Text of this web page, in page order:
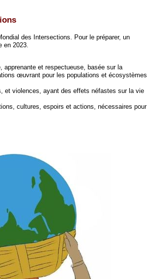
des Intersections. Pour le préparer, un
en 2023.
apprenante et respectueuse, basée sur la
œuvrant pour les populations et écosystèmes
et violences, ayant des effets néfastes sur la vie
cultures, espoirs et actions, nécessaires pour